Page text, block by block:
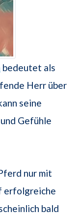
bedeutet als
Herr über
seine
Gefühle
nur mit
erfolgreiche
bald